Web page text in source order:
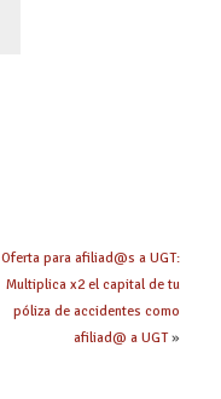
Oferta para afiliad@s a UGT:
Multiplica x2 el capital de tu
póliza de accidentes como
afiliad@ a UGT»